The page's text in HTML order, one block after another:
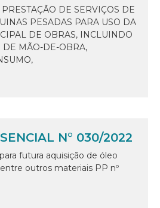
DE SERVIÇOS DE
PESADAS PARA USO DA
DE OBRAS, INCLUINDO
MÃO-DE-OBRA,
N° 030/2022
futura aquisição de óleo
outros materiais PP nº